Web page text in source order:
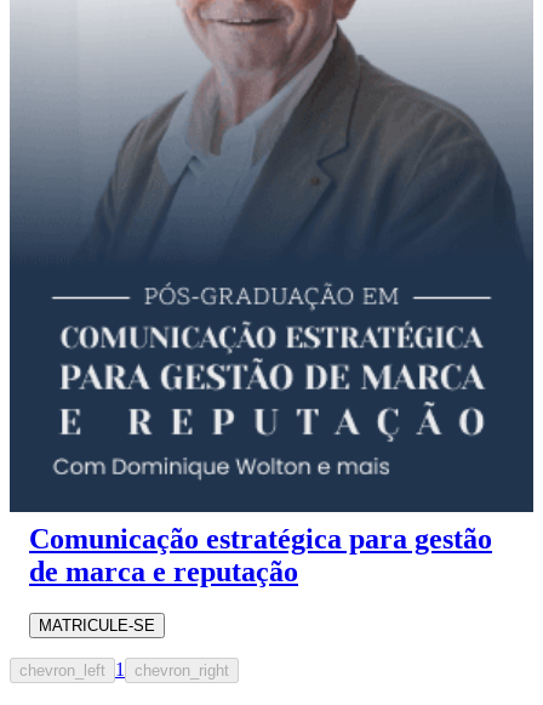
Comunicação estratégica para gestão
de marca e reputação
MATRICULE-SE
chevron_left 1 chevron_right